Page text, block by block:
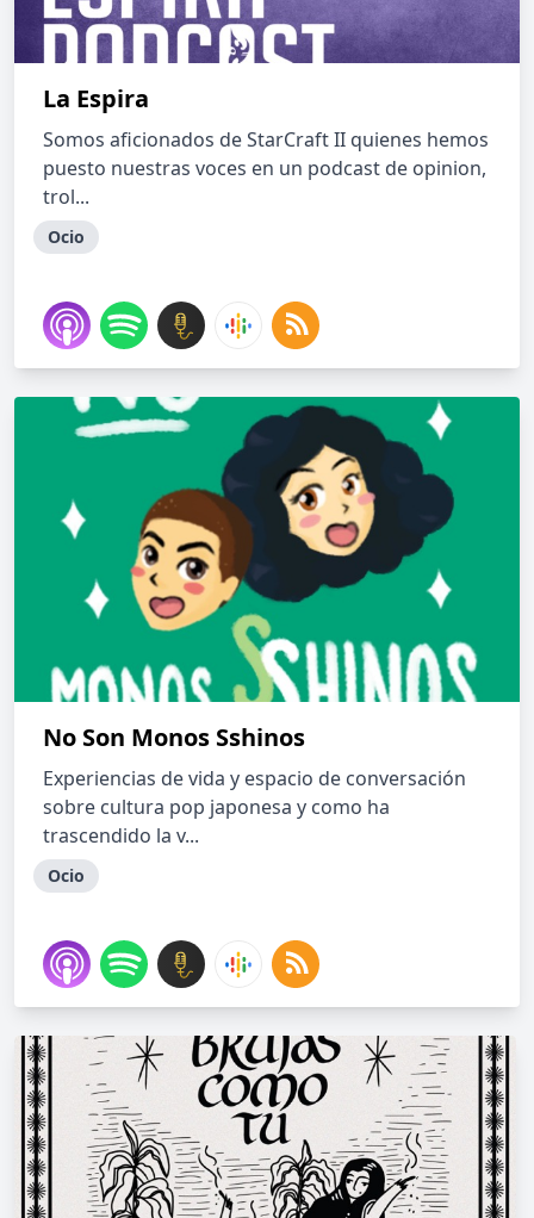
La Espira
Somos aficionados de StarCraft II quienes hemos
puesto nuestras voces en un podcast de opinion,
trol...
Ocio
No Son Monos Sshinos
Experiencias de vida y espacio de conversación
sobre cultura pop japonesa y como ha
trascendido la v...
Ocio